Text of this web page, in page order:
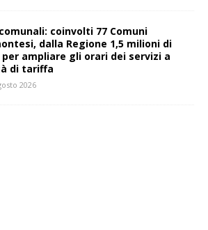
coinvolti 77 Comuni
dalla Regione 1,5 milioni di
per ampliare gli orari dei servizi a
di tariffa
2026